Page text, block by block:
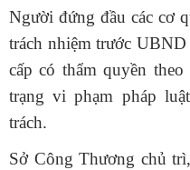
Người đứng đầu các cơ
trách nhiệmtrước
cấp có thẩm quyền
trạng vi phạm pháp
trách.
Sở Công Thương chủ